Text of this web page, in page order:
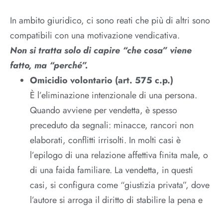
In ambito giuridico, ci sono reati che più di altri sono
compatibili con una motivazione vendicativa.
Non si tratta solo di capire “che cosa” viene
fatto, ma “perché”.​
Omicidio volontario (art. 575 c.p.)
È l’eliminazione intenzionale di una persona.
Quando avviene per vendetta, è spesso
preceduto da segnali: minacce, rancori non
elaborati, conflitti irrisolti. In molti casi è
l’epilogo di una relazione affettiva finita male, o
di una faida familiare. La vendetta, in questi
casi, si configura come “giustizia privata”, dove
l’autore si arroga il diritto di stabilire la pena e